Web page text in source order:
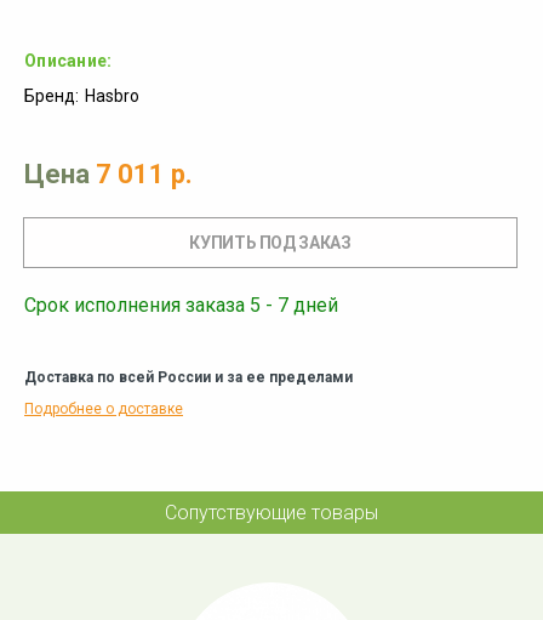
Описание:
Бренд: Hasbro
Цена 7 011 р.
Срок исполнения заказа 5 - 7 дней
Доставка по всей России и за ее пределами
Подробнее о доставке
Сопутствующие товары